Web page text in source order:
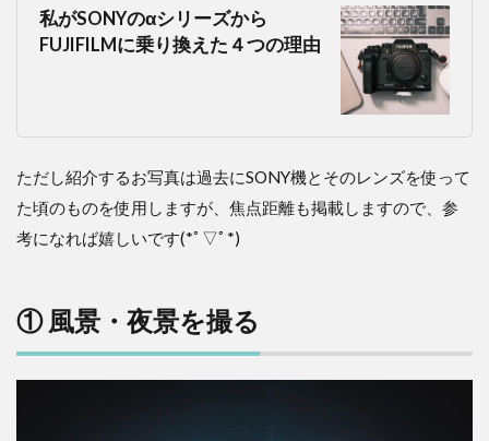
私がSONYのαシリーズから
FUJIFILMに乗り換えた４つの理由
ただし紹介するお写真は過去にSONY機とそのレンズを使って
た頃のものを使用しますが、焦点距離も掲載しますので、参
考になれば嬉しいです(*ﾟ▽ﾟ*)
① 風景・夜景を撮る